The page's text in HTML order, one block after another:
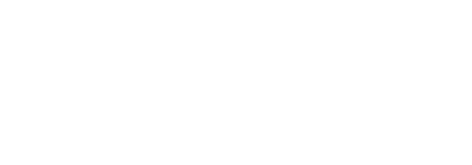
to browse this website, you accept that cookies are used to help us
access our